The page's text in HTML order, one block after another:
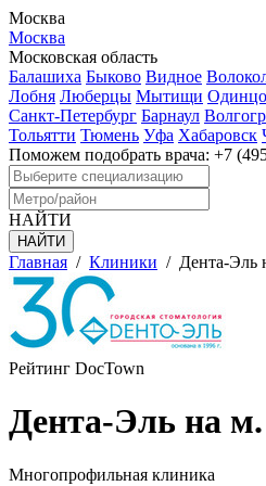
Москва
Москва
Московская область
Балашиха Быково Видное
Лобня Люберцы Мытищи
Санкт-Петербург Барнаул
Тольятти Тюмень Уфа Хабаровск
Поможем подобрать врача: +7
НАЙТИ
Главная / Клиники / Дента-Эль
Рейтинг DocTown
Дента-Эль на
Многопрофильная клиника